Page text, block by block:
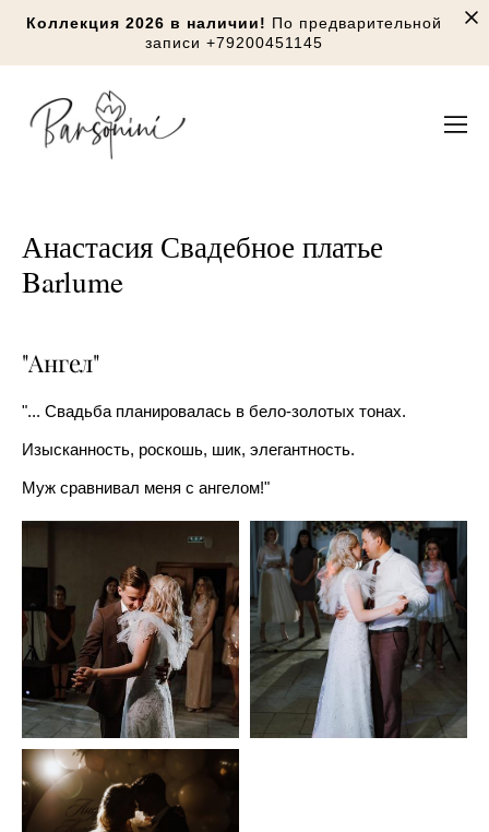
Коллекция 2026 в наличии! По предварительной
записи +79200451145
Анастасия Свадебное платье
Barlume
"Ангел"
"... Свадьба планировалась в бело-золотых тонах.
Изысканность, роскошь, шик, элегантность.
Муж сравнивал меня с ангелом!"